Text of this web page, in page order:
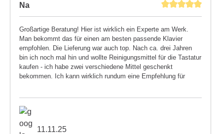
Na
Großartige Beratung! Hier ist wirklich ein Experte am Werk.
Man bekommt das für einen am besten passende Klavier
empfohlen. Die Lieferung war auch top. Nach ca. drei Jahren
bin ich noch mal hin und wollte Reinigungsmittel für die Tastatur
kaufen - ich habe zwei verschiedene Mittel geschenkt
bekommen. Ich kann wirklich rundum eine Empfehlung für
11.11.25